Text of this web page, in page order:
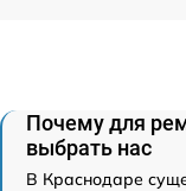
Почему для
выбрать нас
В Краснодаре